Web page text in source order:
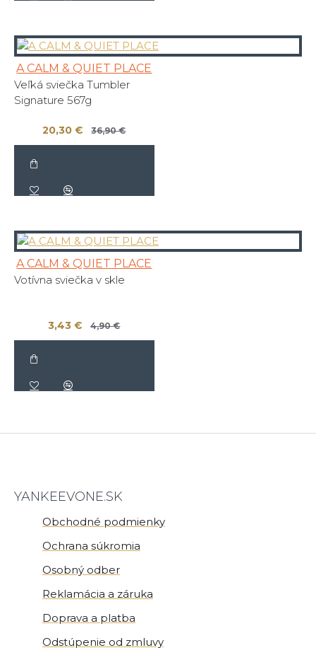
A CALM & QUIET PLACE
Veľká sviečka Tumbler
Signature 567g
20,30 € 36,90 €
A CALM & QUIET PLACE
Votívna sviečka v skle
3,43 € 4,90 €
YANKEEVONE.SK
Obchodné podmienky
Ochrana súkromia
Osobný odber
Reklamácia a záruka
Doprava a platba
Odstúpenie od zmluvy